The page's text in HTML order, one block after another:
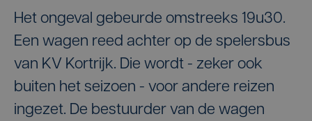
Het ongeval gebeurde omstreeks 19u30.
Een wagen reed achter op de spelersbus
van KV Kortrijk. Die wordt - zeker ook
buiten het seizoen - voor andere reizen
ingezet. De bestuurder van de wagen